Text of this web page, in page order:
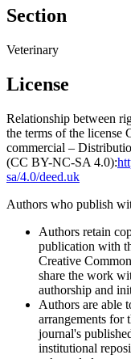
Section
Veterinary
License
Relationship between
the terms of the
commercial –
(CC BY-NC-SA 4.0):
sa/4.0/deed.uk
Authors who publish
Authors retain
publication with
Creative
share the work
authorship and
Authors are able
arrangements for
journal's
institutional